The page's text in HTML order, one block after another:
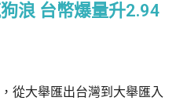
浪 台幣爆量升2.94
從大舉匯出台灣到大舉匯入